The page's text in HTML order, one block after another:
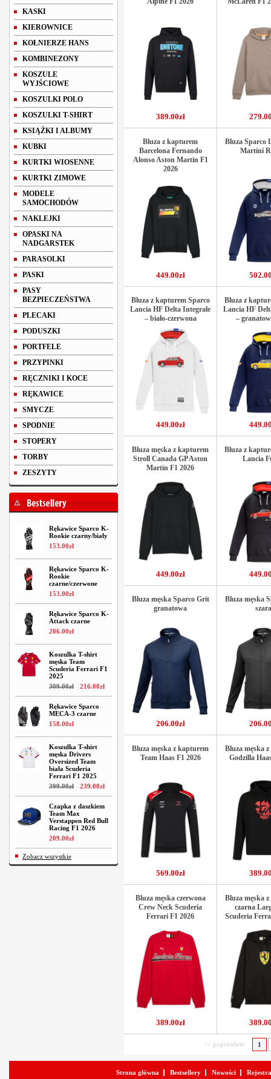
KASKI
KIEROWNICE
KOŁNIERZE HANS
KOMBINEZONY
KOSZULE
WYJŚCIOWE
KOSZULKI POLO
KOSZULKI T-SHIRT
KSIĄŻKI I ALBUMY
KUBKI
KURTKI WIOSENNE
KURTKI ZIMOWE
MODELE
SAMOCHODÓW
NAKLEJKI
OPASKI NA
NADGARSTEK
PARASOLKI
PASKI
PASY
BEZPIECZEŃSTWA
PLECAKI
PODUSZKI
PORTFELE
PRZYPINKI
RĘCZNIKI I KOCE
RĘKAWICE
SMYCZE
SPODNIE
STOPERY
TORBY
ZESZYTY
Rękawice Sparco K-
Rookie czarny/biały
153.00zł
Rękawice Sparco K-
Rookie
czarne/czerwone
153.00zł
Rękawice Sparco K-
Attack czarne
206.00zł
Koszulka T-shirt
męska Team
Scuderia Ferrari F1
2025
309.00zł 216.00zł
Rękawice Sparco
MECA-3 czarne
158.00zł
Koszulka T-shirt
męska Drivers
Oversized Team
biała Scuderia
Ferrari F1 2025
399.00zł 239.00zł
Czapka z daszkiem
Team Max
Verstappen Red Bull
Racing F1 2026
209.00zł
Zobacz wszystkie
389.00zł
Bluza z kapturem
Barcelona Fernando
Alonso Aston Martin F1
2026
449.00zł
Bluza Sparco
Martini
Bluza z kapturem Sparco
Lancia HF Delta Integrale
– biało-czerwona
449.00zł
Bluza z
Lancia HF
–
Bluza męska z kapturem
Stroll Canada GP Aston
Martin F1 2026
449.00zł
Bluza z
Lancia
Bluza męska Sparco Grit
granatowa
206.00zł
Bluza męska
szara
Bluza męska z kapturem
Team Haas F1 2026
569.00zł
Bluza męska
Godzilla
Bluza męska czerwona
Crew Neck Scuderia
Ferrari F1 2026
389.00zł
Bluza męska
czarna
Scuderia
<< poprzednie 1
Strona główna Bestsellery Nowości